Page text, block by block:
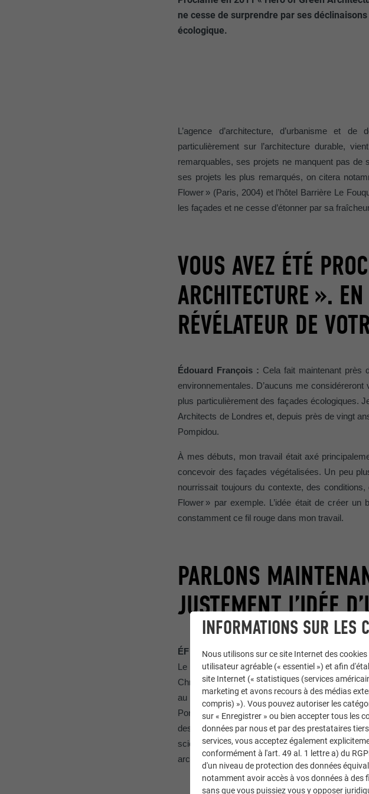
ne cesse de surprendre par ses
écologique.
L’agence d’architecture, d’urbanisme et
particulièrement sur l’architecture durable,
remarquables, ses projets ne manquent pas de
ses projets les plus remarqués, on citera
Flower » (Paris, 2004) et l ’hôtel Barrière Le
les façades et ne cesse d’étonner par sa
VOUS AVEZ ÉTÉ
ARCHITECTURE ».
RÉVÉLATEUR DE
Édouard François : Cela fait maintenant près
environnementales. D’aucuns me
plus particulièrement des façades écologiques.
Architects de Londres et, depuis près de vingt
Pompidou.
À mes débuts, mon travail était axé
concevoir des façades végétalisées. Un peu
nourrissait toujours du contexte, des
Flower » par exemple. L’idée était de créer un
constamment ce fil rouge dans mon travail.
PARLONS
JUSTEMENT L’IDÉE
ÉF :
Le Python est en fait une œuvre
Le bâtiment se trouve dans un quartier
Christian de Portzamparc, l’architecte en chef
au début de s’imaginer le bâtiment à l’endroit
Portzamparc avait bien sûr ses propres
des Martyrs, à proximité du Commissariat à
scientifique. Les bâtiments environnants
architecture emblématique qui soit littéralement
INFORMATIONS SUR LES
Nous utilisons sur ce site Internet des
utilisateur agréable (« essentiel ») et afin
site Internet (« statistiques (services
marketing et avons recours à des médias
compris) »). Vous pouvez autoriser les
sur « Enregistrer » ou bien accepter tous les
données par nous et par des prestataires
services, vous acceptez également
conformément à l'art. 49 al. 1 lettre a) du
d'un niveau de protection des données
notamment avoir accès à vos données à des
sans que vous puissiez vous y opposer